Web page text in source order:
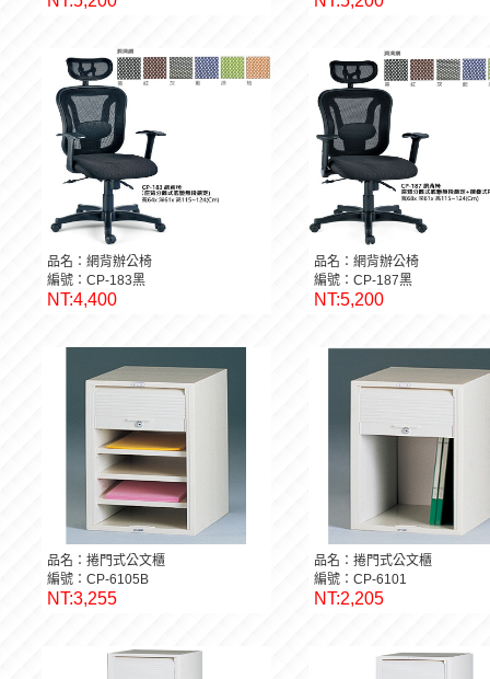
品名：網背辦公椅
編號：CP-183黑
NT:4,400
品名：網背辦公椅
編號：CP-187黑
NT:5,200
品名：捲門式公文櫃
編號：CP-6105B
NT:3,255
品名：捲門式公文櫃
編號：CP-6101
NT:2,205